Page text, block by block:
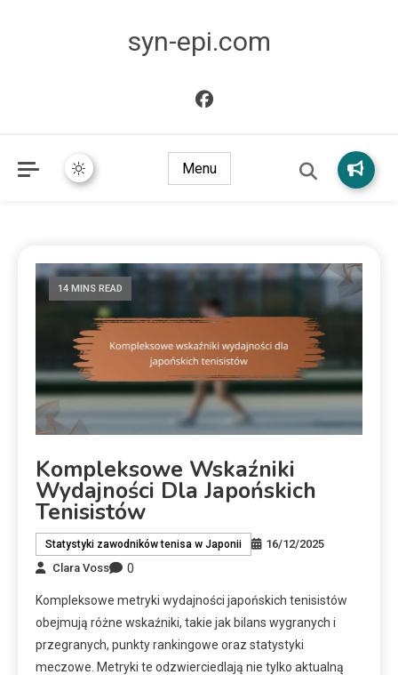
syn-epi.com
Menu
14 MINS READ
Kompleksowe Wskaźniki
Wydajności Dla Japońskich
Tenisistów
Statystyki zawodników tenisa w Japonii
16/12/2025
Clara Voss
0
Kompleksowe metryki wydajności japońskich tenisistów
obejmują różne wskaźniki, takie jak bilans wygranych i
przegranych, punkty rankingowe oraz statystyki
meczowe. Metryki te odzwierciedlają nie tylko aktualną